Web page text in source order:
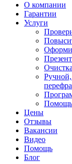
О компании
Гарантии
Услуги
Ручной,
Помощь
Цены
Отзывы
Вакансии
Видео
Помощь
Блог